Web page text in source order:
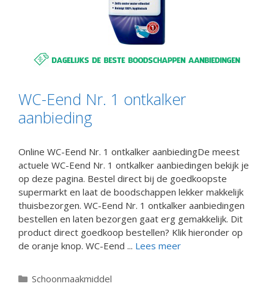
WC-Eend Nr. 1 ontkalker
aanbieding
Online WC-Eend Nr. 1 ontkalker aanbiedingDe meest
actuele WC-Eend Nr. 1 ontkalker aanbiedingen bekijk je
op deze pagina. Bestel direct bij de goedkoopste
supermarkt en laat de boodschappen lekker makkelijk
thuisbezorgen. WC-Eend Nr. 1 ontkalker aanbiedingen
bestellen en laten bezorgen gaat erg gemakkelijk. Dit
product direct goedkoop bestellen? Klik hieronder op
de oranje knop. WC-Eend ... Lees meer
Categorieën
Schoonmaakmiddel